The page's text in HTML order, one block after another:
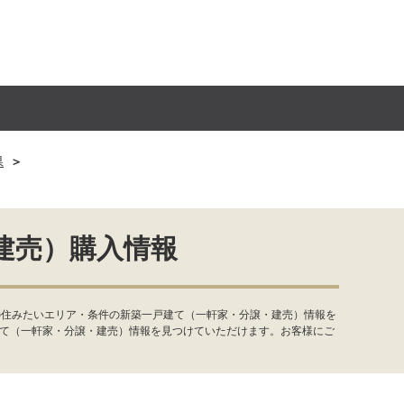
売）購入情報
みたいエリア・条件の新築一戸建て（一軒家・分譲・建売）情報を
（一軒家・分譲・建売）情報を見つけていただけます。お客様にご